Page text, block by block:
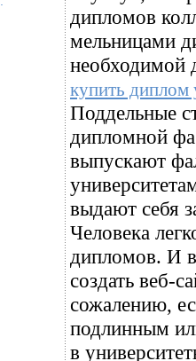
дипломов
мельницами
необходимой
купить диплом
Поддельные
дипломной
выпускают
выдают себя
Человека
дипломов. И в
создать веб-
сожалению,
подлинным
в